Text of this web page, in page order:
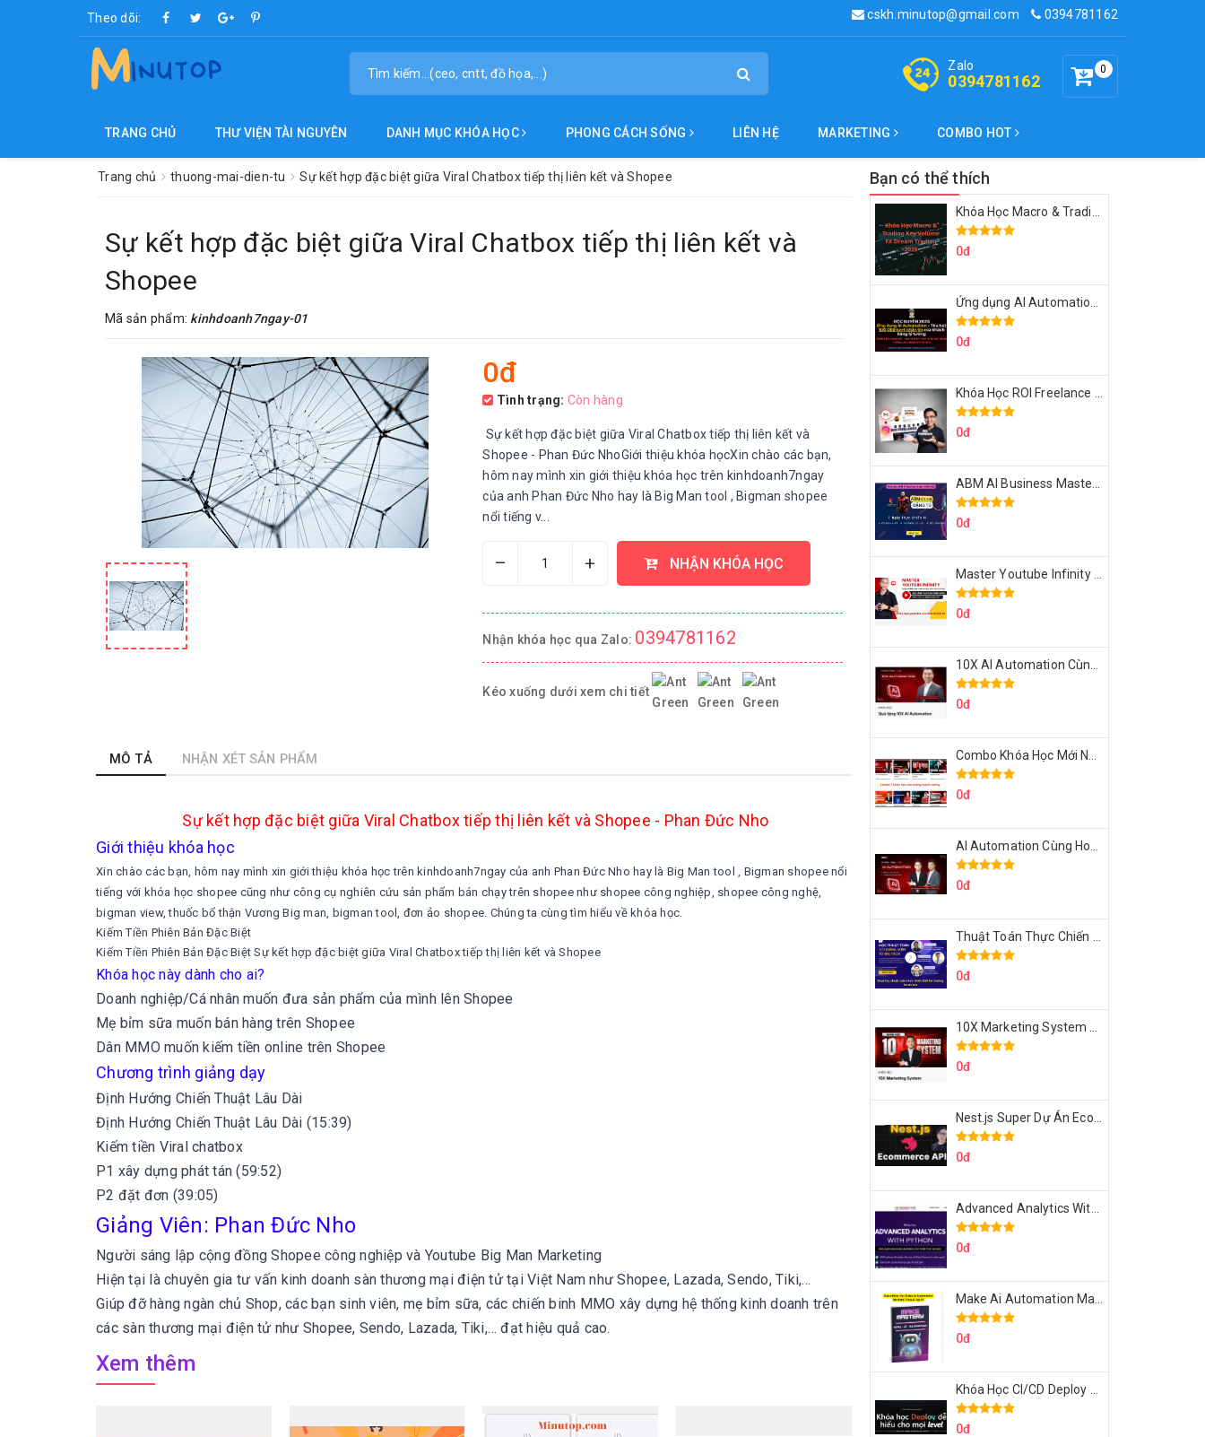
Theo dõi: cskh.minutop@gmail.com 0394781162
0
Zalo
0394781162
TRANG CHỦ THƯ VIỆN TÀI NGUYÊN DANH MỤC KHÓA HỌC PHONG CÁCH SỐNG LIÊN HỆ MARKETING COMBO HOT
Trang chủ thuong-mai-dien-tu Sự kết hợp đặc biệt giữa Viral Chatbox tiếp thị liên kết và Shopee
Sự kết hợp đặc biệt giữa Viral Chatbox tiếp thị liên kết và
Shopee
Mã sản phẩm: kinhdoanh7ngay-01
0đ
Tình trạng: Còn hàng
Sự kết hợp đặc biệt giữa Viral Chatbox tiếp thị liên kết và
Shopee - Phan Đức NhoGiới thiệu khóa họcXin chào các bạn,
hôm nay mình xin giới thiệu khóa học trên kinhdoanh7ngay
của anh Phan Đức Nho hay là Big Man tool , Bigman shopee
nổi tiếng v...
– + NHẬN KHÓA HỌC
Nhận khóa học qua Zalo: 0394781162
Kéo xuống dưới xem chi tiết
MÔ TẢ NHẬN XÉT SẢN PHẨM
Sự kết hợp đặc biệt giữa Viral Chatbox tiếp thị liên kết và Shopee - Phan Đức Nho
Giới thiệu khóa học
Xin chào các bạn, hôm nay mình xin giới thiệu khóa học trên kinhdoanh7ngay của anh Phan Đức Nho hay là Big Man tool , Bigman shopee nổi
tiếng với khóa học shopee cũng như công cụ nghiên cứu sản phẩm bán chạy trên shopee như shopee công nghiệp, shopee công nghệ,
bigman view, thuốc bổ thận Vương Big man, bigman tool, đơn ảo shopee. Chúng ta cùng tìm hiểu về khóa học.
Kiếm Tiền Phiên Bản Đặc Biệt
Kiếm Tiền Phiên Bản Đặc Biệt Sự kết hợp đặc biệt giữa Viral Chatbox tiếp thị liên kết và Shopee
Khóa học này dành cho ai?
Doanh nghiệp/Cá nhân muốn đưa sản phẩm của mình lên Shopee
Mẹ bỉm sữa muốn bán hàng trên Shopee
Dân MMO muốn kiếm tiền online trên Shopee
Chương trình giảng dạy
Định Hướng Chiến Thuật Lâu Dài
Định Hướng Chiến Thuật Lâu Dài (15:39)
Kiếm tiền Viral chatbox
P1 xây dựng phát tán (59:52)
P2 đặt đơn (39:05)
Giảng Viên: Phan Đức Nho
Người sáng lập cộng đồng Shopee công nghiệp và Youtube Big Man Marketing
Hiện tại là chuyên gia tư vấn kinh doanh sàn thương mại điện tử tại Việt Nam như Shopee, Lazada, Sendo, Tiki,…
Giúp đỡ hàng ngàn chủ Shop, các bạn sinh viên, mẹ bỉm sữa, các chiến binh MMO xây dựng hệ thống kinh doanh trên
các sàn thương mại điện tử như Shopee, Sendo, Lazada, Tiki,… đạt hiệu quả cao.
Xem thêm
Bạn có thể thích
0đ
0đ
0đ
0đ
0đ
0đ
0đ
0đ
0đ
0đ
0đ
0đ
0đ
0đ